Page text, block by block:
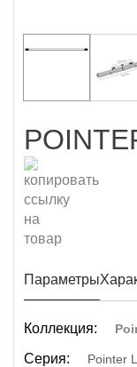
Параметры
Коллекция:
Серия: Pointer